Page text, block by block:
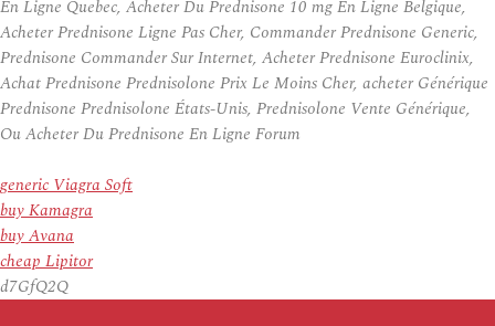
En Ligne Quebec, Acheter Du Prednisone 10 mg En Ligne Belgique,
Acheter Prednisone Ligne Pas Cher, Commander Prednisone Generic,
Prednisone Commander Sur Internet, Acheter Prednisone Euroclinix,
Achat Prednisone Prednisolone Prix Le Moins Cher, acheter Générique
Prednisone Prednisolone États-Unis, Prednisolone Vente Générique,
Ou Acheter Du Prednisone En Ligne Forum
generic Viagra Soft
buy Kamagra
buy Avana
cheap Lipitor
d7GfQ2Q